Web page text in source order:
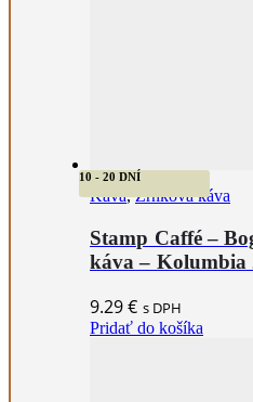
10 - 20 DNÍ
Káva,Zrnková káva
Stamp Caffé –
káva – Kolumbia
9.29€ s DPH
Pridať do košíka